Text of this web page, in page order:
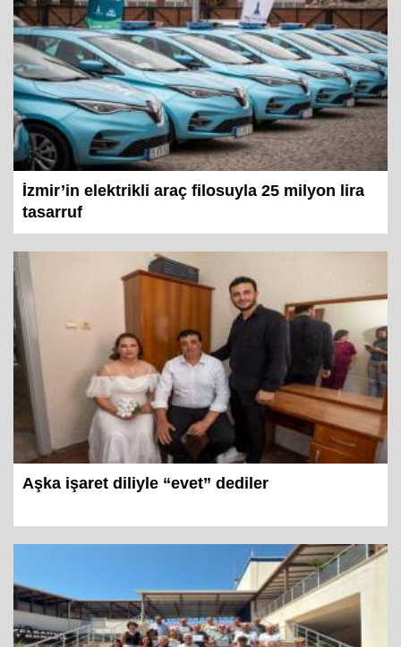
İzmir’in elektrikli araç filosuyla 25 milyon lira
tasarruf
Aşka işaret diliyle “evet” dediler